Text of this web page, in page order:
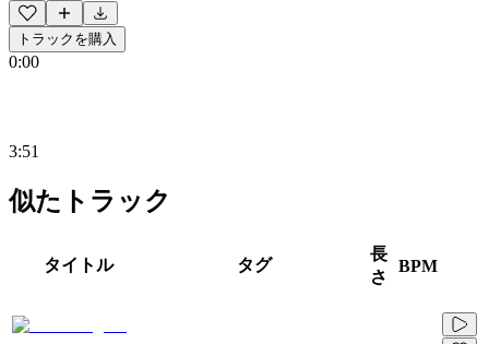
トラックを購入
0:00
3:51
似たトラック
タイトル タグ
長
さ
BPM